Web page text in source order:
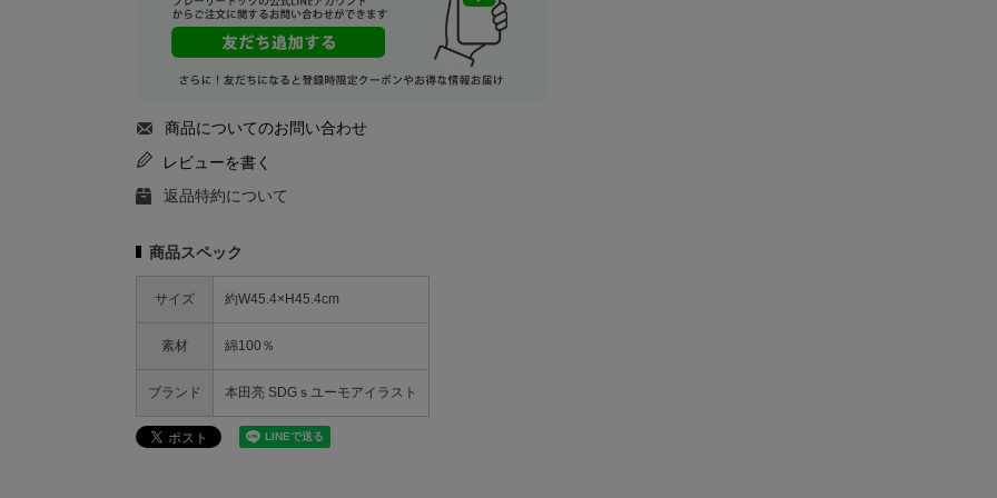
商品についてのお問い合わせ
レビューを書く
返品特約について
商品スペック
サイズ 約W45.4×H45.4cm
素材 綿100％
ブランド 本田亮 SDGｓユーモアイラスト